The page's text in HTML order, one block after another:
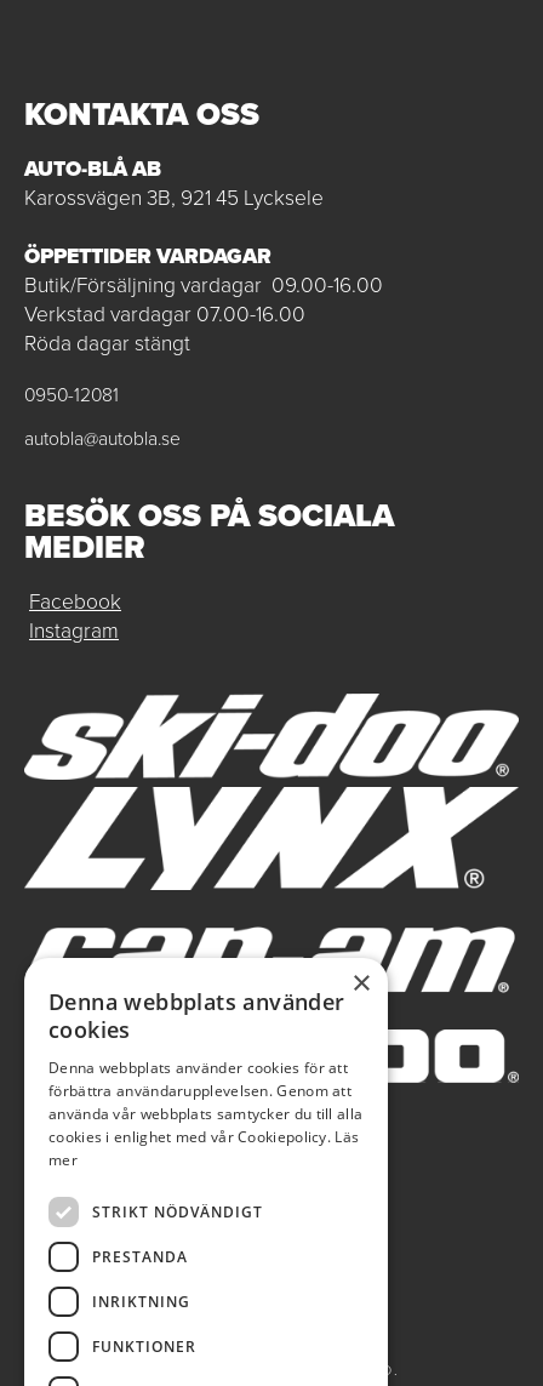
KONTAKTA OSS
AUTO-BLÅ AB
Karossvägen 3B, 921 45 Lycksele
ÖPPETTIDER VARDAGAR
Butik/Försäljning vardagar 09.00-16.00
Verkstad vardagar 07.00-16.00
Röda dagar stängt
0950-12081
autobla@autobla.se
BESÖK OSS PÅ SOCIALA
MEDIER
Facebook
Instagram
AUTOBLÅ AB 2026. ALL RIGHTS RESERVED.
×
Denna webbplats använder
cookies
Denna webbplats använder cookies för att
förbättra användarupplevelsen. Genom att
använda vår webbplats samtycker du till alla
cookies i enlighet med vår Cookiepolicy. Läs
mer
STRIKT NÖDVÄNDIGT
PRESTANDA
INRIKTNING
FUNKTIONER